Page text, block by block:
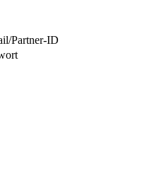
Partner-ID